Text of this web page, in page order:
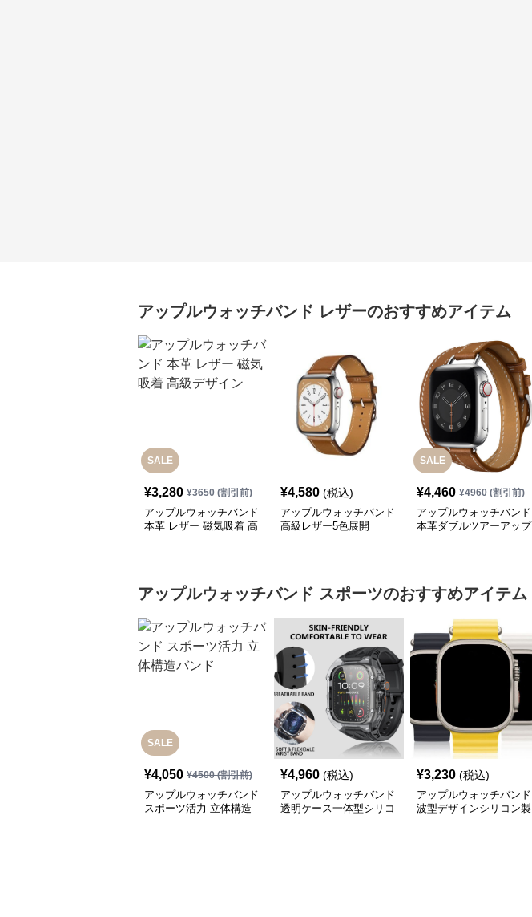
アップルウォッチバンド レザーのおすすめアイテム
SALE
¥3,280 ¥3650(割引前)
アップルウォッチバンド
本革 レザー 磁気吸着 高
¥4,580 (税込)
アップルウォッチバンド
高級レザー5色展開
SALE
¥4,460 ¥4960(割引前)
アップルウォッチバンド
本革ダブルツアーアップ
アップルウォッチバンド スポーツのおすすめアイテム
SALE
¥4,050 ¥4500(割引前)
アップルウォッチバンド
スポーツ活力 立体構造
¥4,960 (税込)
アップルウォッチバンド
透明ケース一体型シリコ
¥3,230 (税込)
アップルウォッチバンド
波型デザインシリコン製